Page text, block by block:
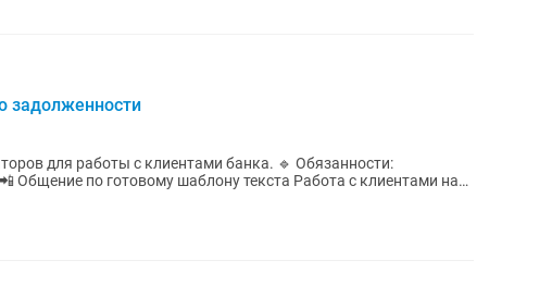
задолженности
для работы с клиентами банка. 🔹 Обязанности:
Общение по готовому шаблону текста Работа с клиентами на